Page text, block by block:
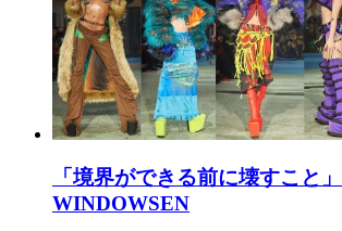
「境界ができる前に壊すこと
WINDOWSEN